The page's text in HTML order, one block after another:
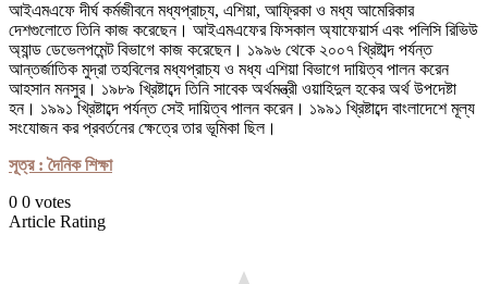
আইএমএফে দীর্ঘ কর্মজীবনে মধ্যপ্রাচ্য, এশিয়া, আফ্রিকা ও মধ্য আমেরিকার
দেশগুলোতে তিনি কাজ করেছেন। আইএমএফের ফিসকাল অ্যাফেয়ার্স এবং পলিসি রিভিউ
অ্যান্ড ডেভেলপমেন্ট বিভাগে কাজ করেছেন। ১৯৯৬ থেকে ২০০৭ খ্রিষ্টাব্দ পর্যন্ত
আন্তর্জাতিক মুদ্রা তহবিলের মধ্যপ্রাচ্য ও মধ্য এশিয়া বিভাগে দায়িত্ব পালন করেন
আহসান মনসুর। ১৯৮৯ খ্রিষ্টাব্দে তিনি সাবেক অর্থমন্ত্রী ওয়াহিদুল হকের অর্থ উপদেষ্টা
হন। ১৯৯১ খ্রিষ্টাব্দে পর্যন্ত সেই দায়িত্ব পালন করেন। ১৯৯১ খ্রিষ্টাব্দে বাংলাদেশে মূল্য
সংযোজন কর প্রবর্তনের ক্ষেত্রে তার ভূমিকা ছিল।
সূত্র : দৈনিক শিক্ষা
0 0 votes
Article Rating